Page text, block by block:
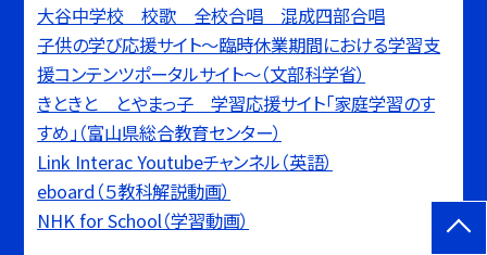
大谷中学校 校歌 全校合唱 混成四部合唱
子供の学び応援サイト〜臨時休業期間における学習支
援コンテンツポータルサイト〜（文部科学省）
きときと とやまっ子 学習応援サイト「家庭学習のす
すめ」（富山県総合教育センター）
Link Interac Youtubeチャンネル（英語）
eboard（５教科解説動画）
NHK for School（学習動画）